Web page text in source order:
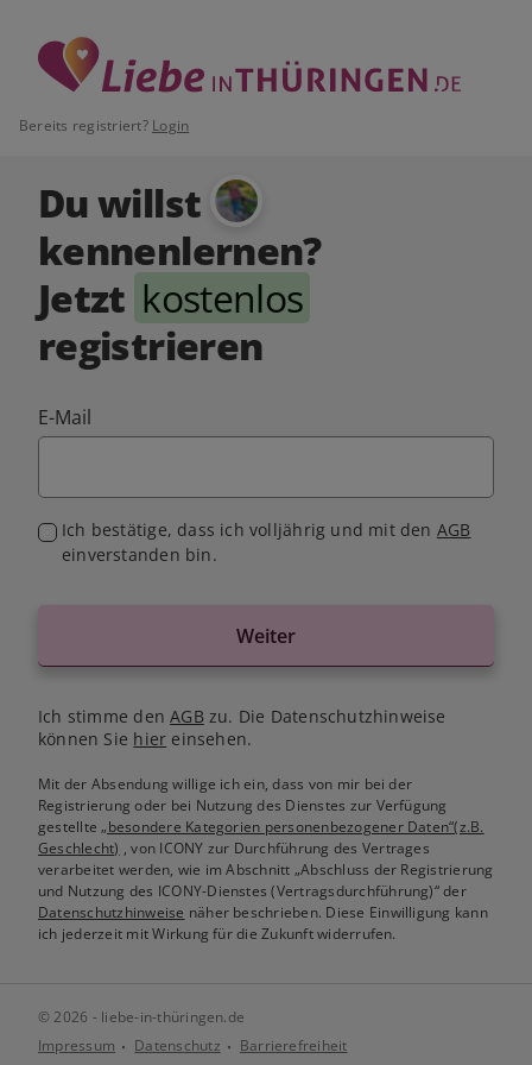
Bereits registriert? Login
Du willst
kennenlernen?
Jetzt kostenlos
registrieren
E-Mail
Ich bestätige, dass ich volljährig und mit den AGB
einverstanden bin.
Weiter
Ich stimme denAGB zu. Die Datenschutzhinweise
können Sie hier einsehen.
Mit der Absendung willige ich ein, dass von mir bei der
Registrierung oder bei Nutzung des Dienstes zur Verfügung
gestellte„besondere Kategorien personenbezogener Daten“(z.B.
Geschlecht) , von ICONY zur Durchführung des Vertrages
verarbeitet werden, wie im Abschnitt „Abschluss der Registrierung
und Nutzung des ICONY-Dienstes (Vertragsdurchführung)“ der
Datenschutzhinweise näher beschrieben. Diese Einwilligung kann
ich jederzeit mit Wirkung für die Zukunft widerrufen.
© 2026 - liebe-in-thüringen.de
Impressum
Datenschutz Barrierefreiheit